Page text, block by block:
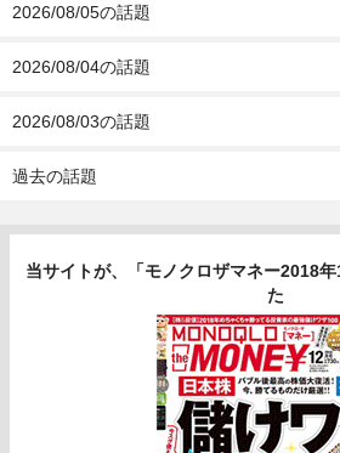
2026/08/05の話題
2026/08/04の話題
2026/08/03の話題
過去の話題
当サイトが、「モノクロザマネー2018
た